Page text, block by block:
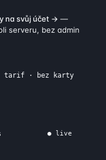
na svůj účet → —
serveru, bez admin
tarif · bez karty
● live